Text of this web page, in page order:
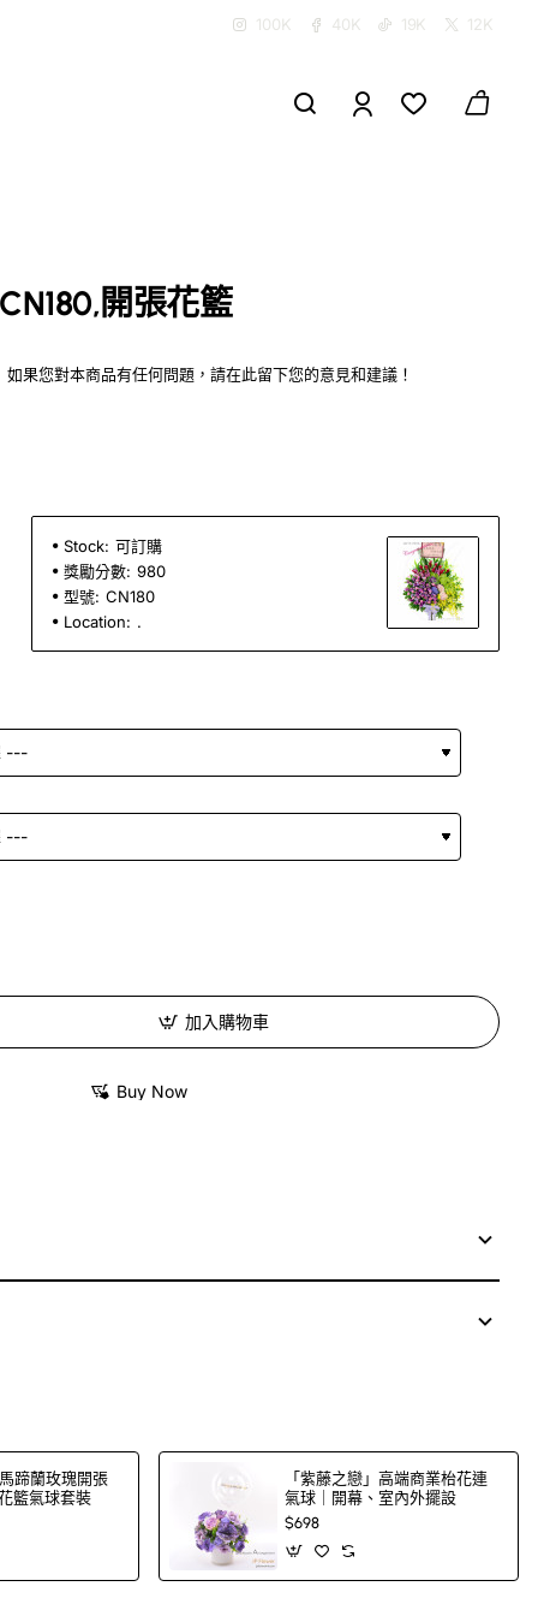
100K 40K 19K 12K
開張花籃
如果您對本商品有任何問題，請在此留下您的意見和建議！
Stock: 可訂購
獎勵分數: 980
型號: CN180
Location: .
加入購物車
Buy Now
蹄蘭玫瑰開張
籃氣球套裝
「紫藤之戀」高端商業枱花連
氣球｜開幕、室內外擺設
$698